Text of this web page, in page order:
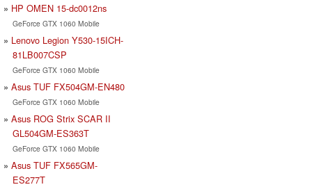
HP OMEN 15-dc0012ns
GeForce GTX 1060 Mobile
Lenovo Legion Y530-15ICH-
81LB007CSP
GeForce GTX 1060 Mobile
Asus TUF FX504GM-EN480
GeForce GTX 1060 Mobile
Asus ROG Strix SCAR II
GL504GM-ES363T
GeForce GTX 1060 Mobile
Asus TUF FX565GM-
ES277T